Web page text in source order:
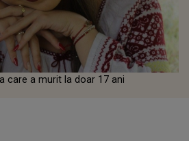
care a murit la doar 17 ani